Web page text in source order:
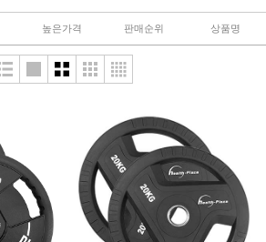
높은가격 판매순위 상품명